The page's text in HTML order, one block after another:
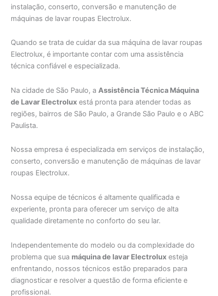
instalação, conserto, conversão e manutenção de
máquinas de lavar roupas Electrolux.
Quando se trata de cuidar da sua máquina de lavar roupas
Electrolux, é importante contar com uma assistência
técnica confiável e especializada.
Na cidade de São Paulo, aAssistência Técnica Máquina
de Lavar Electrolux está pronta para atender todas as
regiões, bairros de São Paulo, a Grande São Paulo e o ABC
Paulista.
Nossa empresa é especializada em serviços de instalação,
conserto, conversão e manutenção de máquinas de lavar
roupas Electrolux.
Nossa equipe de técnicos é altamente qualificada e
experiente, pronta para oferecer um serviço de alta
qualidade diretamente no conforto do seu lar.
Independentemente do modelo ou da complexidade do
problema que sua máquina de lavar Electrolux esteja
enfrentando, nossos técnicos estão preparados para
diagnosticar e resolver a questão de forma eficiente e
profissional.